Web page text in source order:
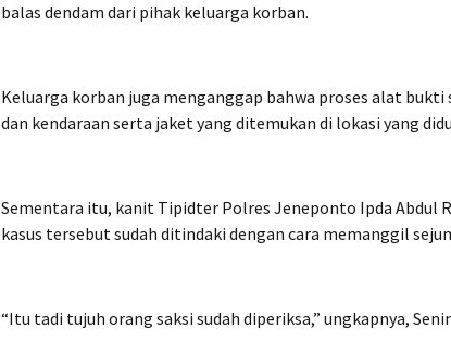
balas dendam dari pihak keluarga korban.
Keluarga korban juga menganggap bahwa proses alat bukti
dan kendaraan serta jaket yang ditemukan di lokasi yang
Sementara itu, kanit Tipidter Polres Jeneponto Ipda Abdul
kasus tersebut sudah ditindaki dengan cara memanggil
“Itu tadi tujuh orang saksi sudah diperiksa,” ungkapnya,